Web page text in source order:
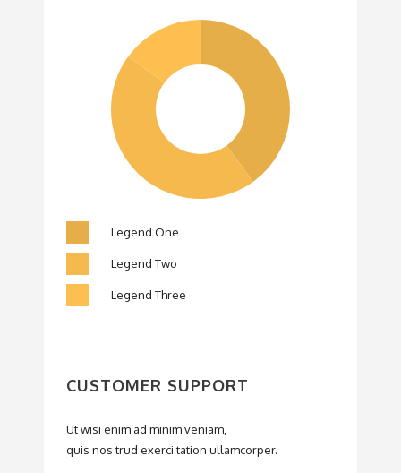
Legend One
Legend Two
Legend Three
CUSTOMER SUPPORT
Ut wisi enim ad minim veniam,
quis nos trud exerci tation ullamcorper.